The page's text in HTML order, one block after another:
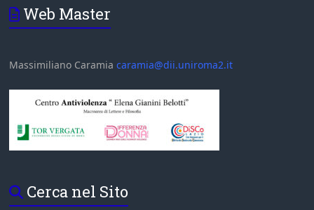
Web Master
Massimiliano Caramiacaramia@dii.uniroma2.it
Cerca nel Sito